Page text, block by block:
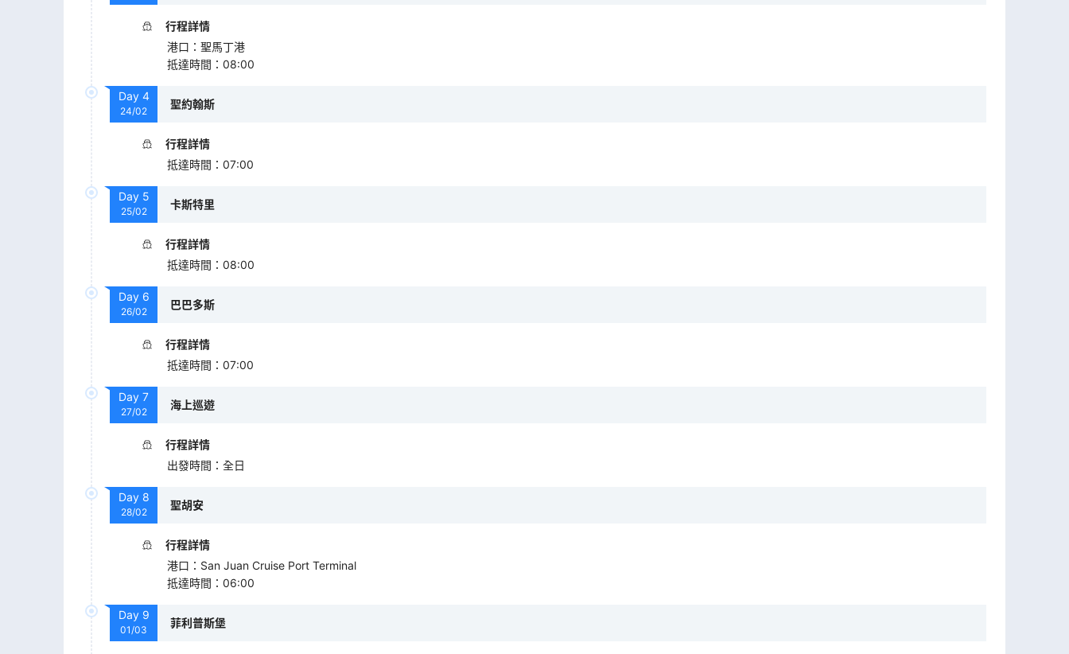
行程詳情
港口 ： 聖馬丁港
抵達時間 ： 08:00
Day 4
24/02
聖約翰斯
行程詳情
抵達時間 ： 07:00
Day 5
25/02
卡斯特里
行程詳情
抵達時間 ： 08:00
Day 6
26/02
巴巴多斯
行程詳情
抵達時間 ： 07:00
Day 7
27/02
海上巡遊
行程詳情
出發時間 ： 全日
Day 8
28/02
聖胡安
行程詳情
港口 ： San Juan Cruise Port Terminal
抵達時間 ： 06:00
Day 9
01/03
菲利普斯堡